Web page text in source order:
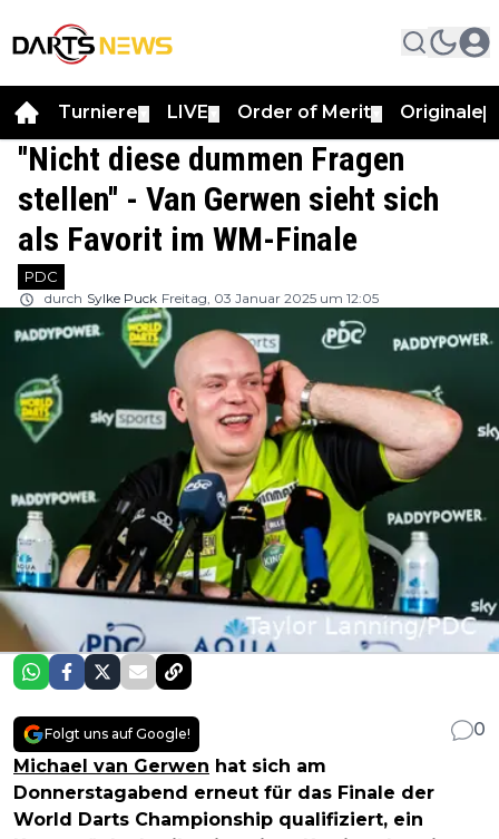
Turniere LIVE Order of Merit Originale
''Nicht diese dummen Fragen
stellen'' - Van Gerwen sieht sich
als Favorit im WM-Finale
PDC
durch Sylke Puck Freitag, 03 Januar 2025 um 12:05
Folgt uns auf Google!
0
Michael van Gerwen hat sich am
Donnerstagabend erneut für das Finale der
World Darts Championship qualifiziert, ein